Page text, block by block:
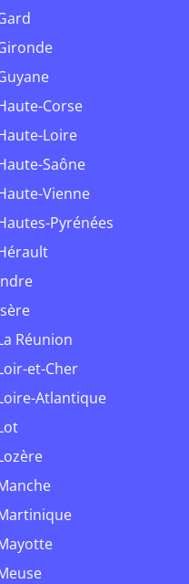
Gard
Gironde
Guyane
Haute-Corse
Haute-Loire
Haute-Saône
Haute-Vienne
Hautes-Pyrénées
Hérault
Indre
Isère
La Réunion
Loir-et-Cher
Loire-Atlantique
Lot
Lozère
Manche
Martinique
Mayotte
Meuse